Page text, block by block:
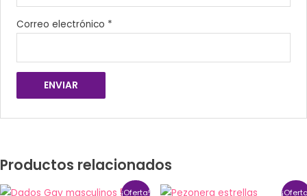
Correo electrónico *
Productos relacionados
¡Oferta!